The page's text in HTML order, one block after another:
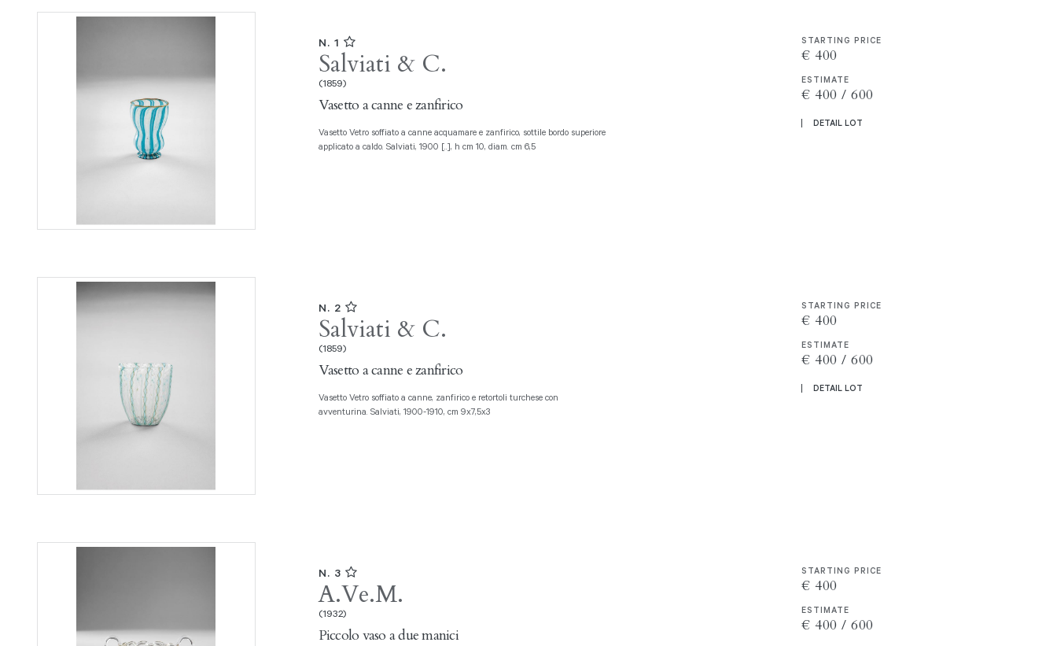
N. 1
Salviati & C.
(1859)
Vasetto a canne e zanfirico
Vasetto Vetro soffiato a canne acquamare e zanfirico, sottile bordo superiore
applicato a caldo. Salviati, 1900 [..], h cm 10, diam. cm 6,5
STARTING PRICE
€ 400
ESTIMATE
€ 400 / 600
DETAIL LOT
N. 2
Salviati & C.
(1859)
Vasetto a canne e zanfirico
Vasetto Vetro soffiato a canne, zanfirico e retortoli turchese con
avventurina. Salviati, 1900-1910, cm 9x7,5x3
STARTING PRICE
€ 400
ESTIMATE
€ 400 / 600
DETAIL LOT
N. 3
A.Ve.M.
(1932)
Piccolo vaso a due manici
STARTING PRICE
€ 400
ESTIMATE
€ 400 / 600